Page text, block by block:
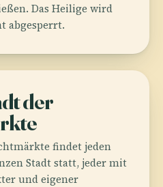
Das Heilige wird
abgesperrt.
der
findet jeden
Stadt statt, jeder mit
und eigener